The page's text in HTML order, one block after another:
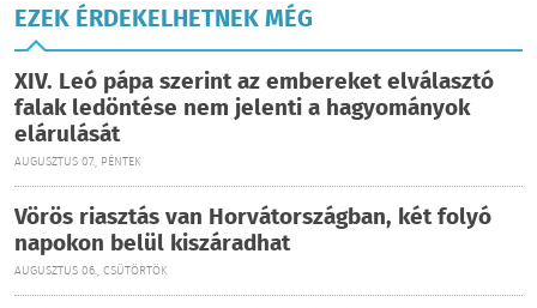
EZEK ÉRDEKELHETNEK MÉG
XIV. Leó pápa szerint az embereket elválasztó
falak ledöntése nem jelenti a hagyományok
elárulását
AUGUSZTUS 07., PÉNTEK
Vörös riasztás van Horvátországban, két folyó
napokon belül kiszáradhat
AUGUSZTUS 06., CSÜTÖRTÖK